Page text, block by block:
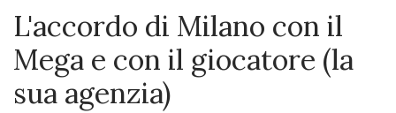
L'accordo di Milano con il
Mega e con il giocatore (la
sua agenzia)